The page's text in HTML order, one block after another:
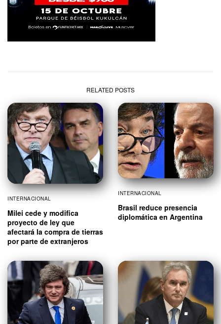
RELATED POSTS
INTERNACIONAL
Milei cede y modifica
proyecto de ley que
afectará la compra de tierras
por parte de extranjeros
INTERNACIONAL
Brasil reduce presencia
diplomática en Argentina